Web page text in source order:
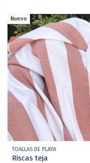
Nuevo
TOALLAS DE PLAYA
Riscas teja